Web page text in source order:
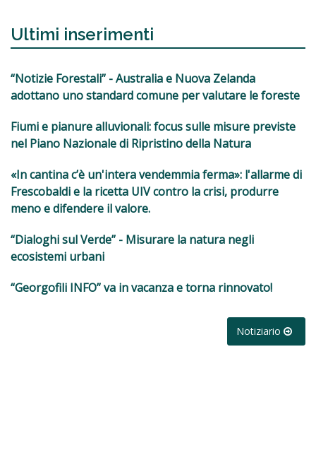
Ultimi inserimenti
“Notizie Forestali” - Australia e Nuova Zelanda
adottano uno standard comune per valutare le foreste
Fiumi e pianure alluvionali: focus sulle misure previste
nel Piano Nazionale di Ripristino della Natura
«In cantina c’è un'intera vendemmia ferma»: l'allarme di
Frescobaldi e la ricetta UIV contro la crisi, produrre
meno e difendere il valore.
“Dialoghi sul Verde” - Misurare la natura negli
ecosistemi urbani
“Georgofili INFO” va in vacanza e torna rinnovato!
Notiziario